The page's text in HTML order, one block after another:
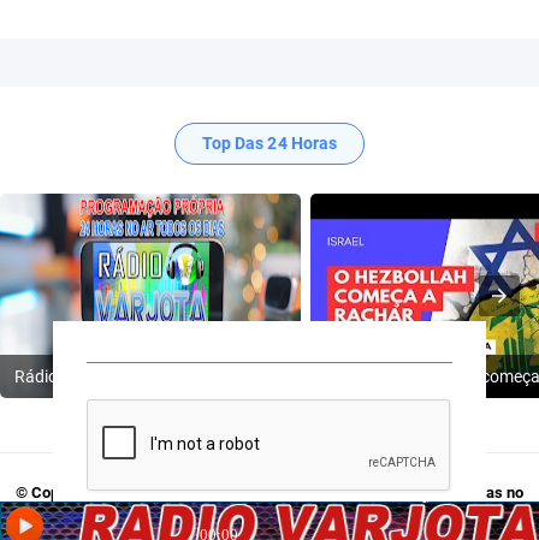
Top Das 24 Horas
© Copyright 2009-2024Rádio Varjota - Programação Própria, 24 Horas no
Ar. Acesse:Twitter,Tik Tok